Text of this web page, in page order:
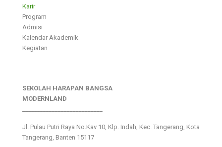
Karir
Program
Admisi
Kalendar Akademik
Kegiatan
SEKOLAH HARAPAN BANGSA
MODERNLAND
Jl. Pulau Putri Raya No.Kav 10, Klp. Indah, Kec. Tangerang, Kota
Tangerang, Banten 15117